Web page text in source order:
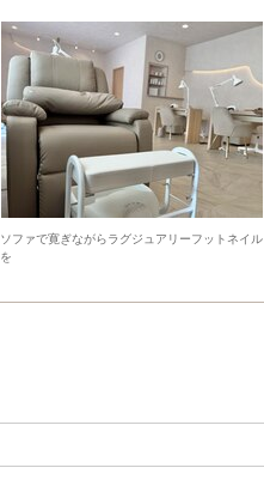
ソファで寛ぎながらラグジュアリーフットネイル
を